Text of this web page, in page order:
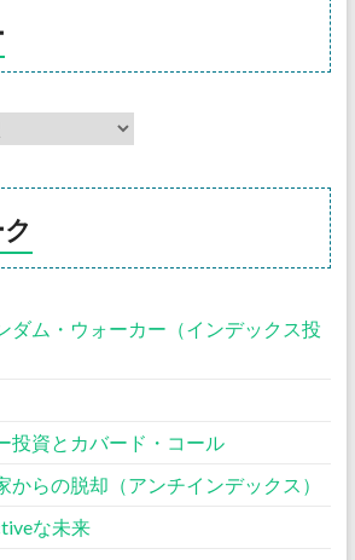
ダム・ウォーカー（インデックス投
資とカバード・コール
からの脱却（アンチインデックス）
な未来